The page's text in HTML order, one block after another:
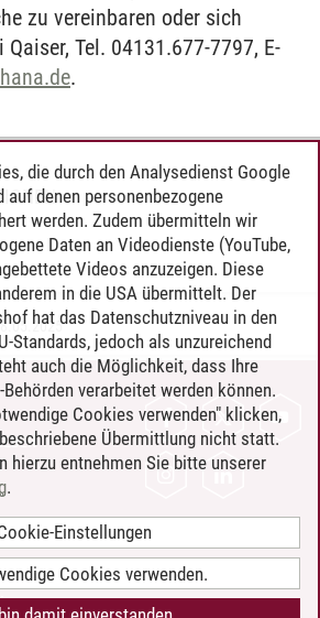
zu vereinbaren oder sich
Tel. 04131.677-7797, E-
.
die durch den Analysedienst Google
denen personenbezogene
werden. Zudem übermitteln wir
Daten an Videodienste (YouTube,
Videos anzuzeigen. Diese
in die USA übermittelt. Der
hat das Datenschutzniveau in den
Standards, jedoch als unzureichend
auch die Möglichkeit, dass Ihre
Behörden verarbeitet werden können.
Cookies verwenden" klicken,
Übermittlung nicht statt.
hierzu entnehmen Sie bitte unserer
.
Einstellungen
Cookies verwenden.